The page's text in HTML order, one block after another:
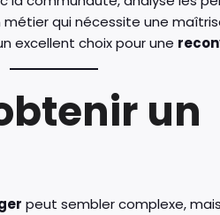
qui nécessite une
excellent choix pour une
un
peut sembler complexe,